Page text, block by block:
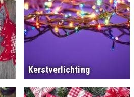
Kerstverlichting